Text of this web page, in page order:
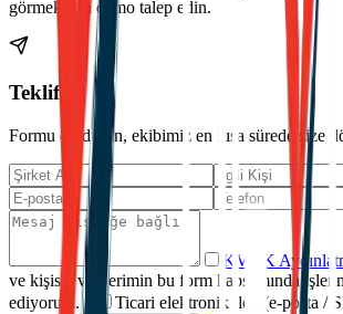
görmek için demo talep edin.
Teklif Al
Formu doldurun, ekibimiz en kısa sürede size
KVKK
ve kişisel verilerimin bu form kapsamında
ediyorum.*
Ticari elektronik ileti (e-posta /